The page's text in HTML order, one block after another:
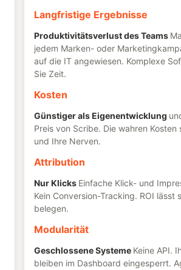
Langfristige Ergebnisse
Produktivitätsverlust des Teams
jedem Marken- oder
auf die IT angewiesen. Komplexe
Sie Zeit.
Kosten
Günstiger als Eigenentwicklung
Preis von Scribe. Die wahren Kosten
und Ihre Nerven.
Attribution
Nur Klicks Einfache Klick- und
Kein Conversion-Tracking. ROI lässt
belegen.
Modularität
Geschlossene Systeme Keine API.
bleiben im Dashboard eingesperrt.